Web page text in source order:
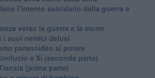
l’intento suicidario della guerra e
verso la guerra e la morte
i suoi nemici delusi
paranoideo al potere
e Xi (seconda parte)
(prima parte)